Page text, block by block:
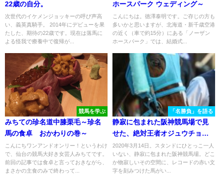
22歳の自分。
次世代のイケメンジョッキーの呼び声高
い、義英真騎手。 2014年にデビューを果
たした、期待の22歳です。現在は落馬に
よる怪我で療養中で復帰が...
ホースパーク ウェディング～
こんにちは。徳澤泰明です。ご存じの方も
多いかと思いますが、北海道・新千歳空港
の近く（車で約15分）にある「ノーザン
ホースパーク」では、結婚式...
競馬を学ぶ
みちての珍名道中膝栗毛～珍名
馬の食卓 おかわりの巻～
こんにちワンアンドオンリー！というわけ
で、仙台の競馬大好き女芸人みちてです。
前回の記事では食卓と言っておきながら、
まさかの主食のみで終わって...
「名勝負」を語る
静寂に包まれた阪神競馬場で見
せた、絶対王者オジュウチョウ
サン衝撃の走り。 - 2020年・阪
神スプリングジャンプ
2020年3月14日。スタンドにひとっこ一人
いない、静寂に包まれた阪神競馬場。どこ
か物寂しいその空間に、レコードの赤い文
字を刻みつけた馬がい...